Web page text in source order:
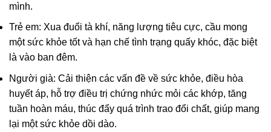
mình.
Trẻ em: Xua đuổi tà khí, năng lượng tiêu cực, cầu mong
một sức khỏe tốt và hạn chế tình trạng quấy khóc, đặc biệt
là vào ban đêm.
Người già: Cải thiện các vấn đề về sức khỏe, điều hòa
huyết áp, hỗ trợ điều trị chứng nhức mỏi các khớp, tăng
tuần hoàn máu, thúc đẩy quá trình trao đổi chất, giúp mang
lại một sức khỏe dồi dào.